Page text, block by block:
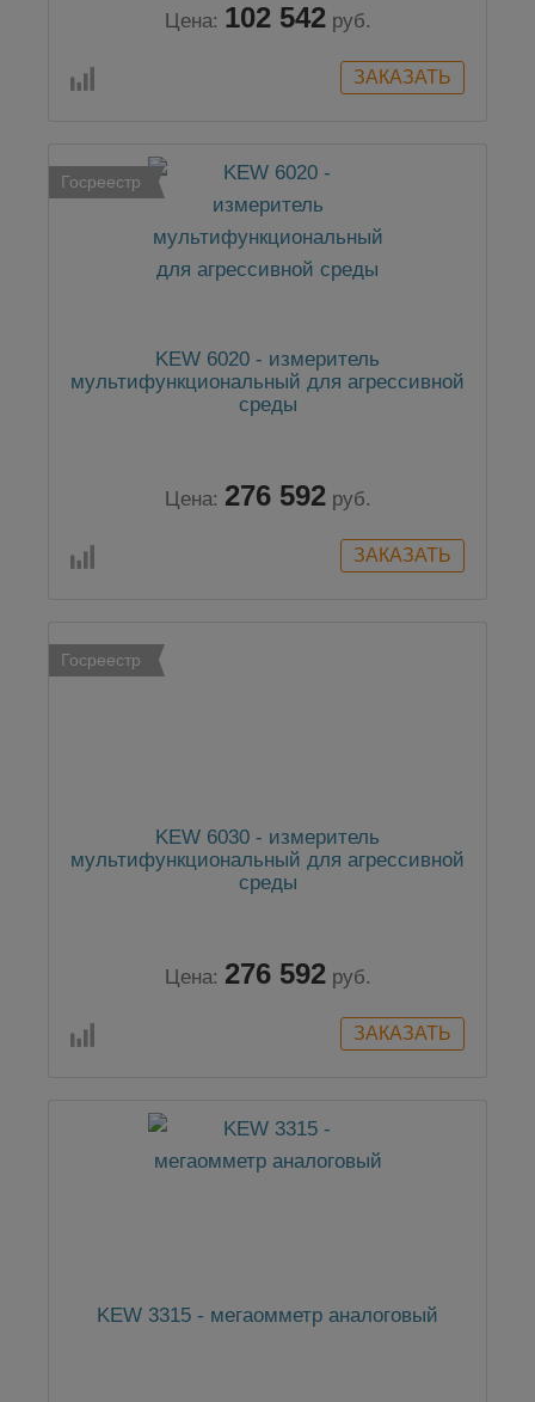
Цена: 102 542 руб.
Госреестр
KEW 6020 - измеритель
мультифункциональный для агрессивной
среды
Цена: 276 592 руб.
Госреестр
KEW 6030 - измеритель
мультифункциональный для агрессивной
среды
Цена: 276 592 руб.
KEW 3315 - мегаомметр аналоговый